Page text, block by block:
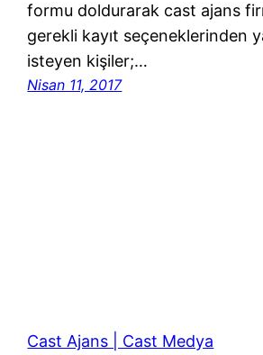
formu doldurarak cast ajans
gerekli kayıt seçeneklerinden
isteyen kişiler;…
Nisan 11, 2017
Cast Ajans | Cast Medya